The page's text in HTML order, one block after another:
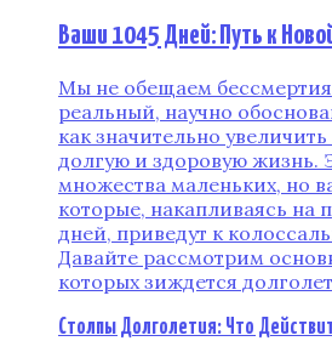
Ваши 1045 Дней: Путь к
Мы не обещаем
реальный, научно
как значительно
долгую и здоровую жизнь.
множества маленьких, но
которые, накапливаясь на
дней, приведут к
Давайте рассмотрим
которых зиждется
Столпы Долголетия: Что